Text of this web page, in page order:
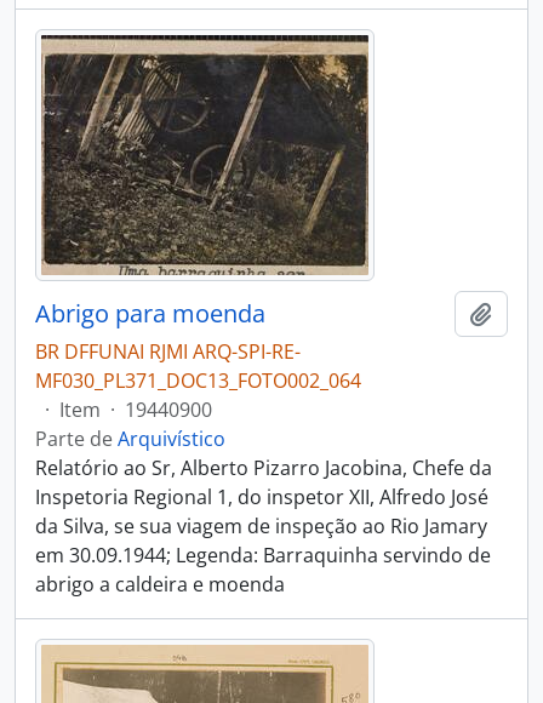
Abrigo para moenda
BR DFFUNAI RJMI ARQ-SPI-RE-
MF030_PL371_DOC13_FOTO002_064
· Item · 19440900
Parte deArquivístico
Relatório ao Sr, Alberto Pizarro Jacobina, Chefe da
Inspetoria Regional 1, do inspetor XII, Alfredo José
da Silva, se sua viagem de inspeção ao Rio Jamary
em 30.09.1944; Legenda: Barraquinha servindo de
abrigo a caldeira e moenda